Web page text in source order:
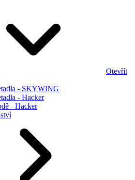
Otevřít
- SKYWING
- Hacker
- Hacker